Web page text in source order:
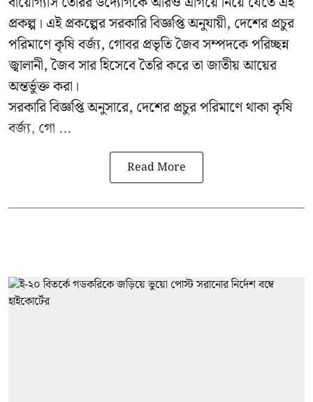
প্রকল্প। এই প্রকল্পের সরকারি বিজ্ঞপ্তি অনুযায়ী, দেশের প্রচুর
পরিমাণে কৃষি বর্জ্য, গোবর প্রভৃতি জৈব সম্পদকে পরিচ্ছন্ন
জ্বালানী, জৈব সার হিসেবে তৈরি করে তা জাতীয় আয়ের
অন্তর্ভুক্ত করা।
সরকারি বিজ্ঞপ্তি অনুসারে, দেশের প্রচুর পরিমাণে থাকা কৃষি
বর্জ্য, গো ...
Read More